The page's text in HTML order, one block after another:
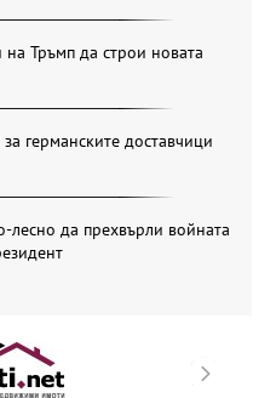
Тръмп да строи новата
германските доставчици
да прехвърли войната